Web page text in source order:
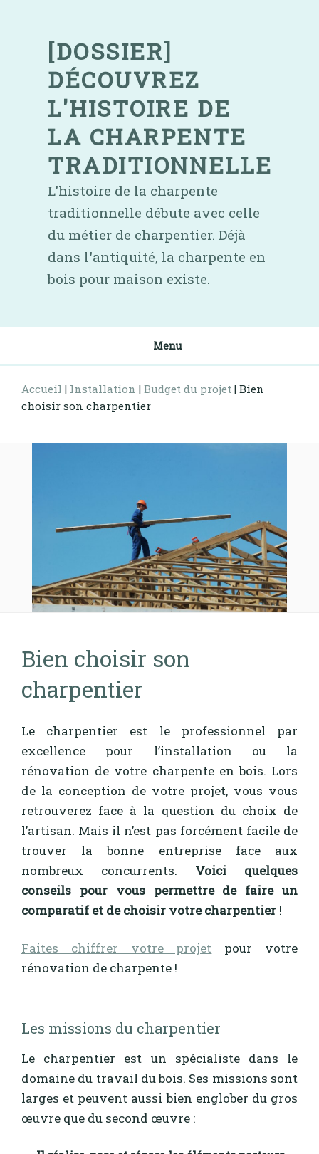
[DOSSIER]
DÉCOUVREZ
L'HISTOIRE DE
LA CHARPENTE
TRADITIONNELLE
L'histoire de la charpente
traditionnelle débute avec celle
du métier de charpentier. Déjà
dans l'antiquité, la charpente en
bois pour maison existe.
Menu
Accueil | Installation | Budget du projet | Bien
choisir son charpentier
Bien choisir son
charpentier
Le charpentier est le professionnel par
excellence pour l’installation ou la
rénovation de votre charpente en bois. Lors
de la conception de votre projet, vous vous
retrouverez face à la question du choix de
l’artisan. Mais il n’est pas forcément facile de
trouver la bonne entreprise face aux
nombreux concurrents. Voici quelques
conseils pour vous permettre de faire un
comparatif et de choisir votre charpentier !
Faites chiffrer votre projet pour votre
rénovation de charpente !
Les missions du charpentier
Le charpentier est un spécialiste dans le
domaine du travail du bois. Ses missions sont
larges et peuvent aussi bien englober du gros
œuvre que du second œuvre :